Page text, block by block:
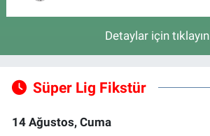
Detaylar için tıklayın
Süper Lig Fikstür
14 Ağustos, Cuma